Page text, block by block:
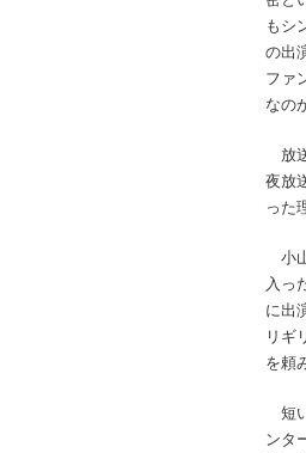
もシ
の出
ファ
なの
放
夜放
った
小
入っ
に出
リギ
を頼
短
ンタ